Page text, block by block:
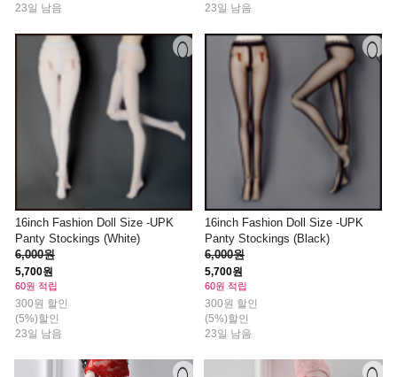
23일 남음 23일 남음
16inch Fashion Doll Size -UPK
Panty Stockings (White)
6,000원
5,700원
60원 적립
300원 할인
(5%)할인
23일 남음
16inch Fashion Doll Size -UPK
Panty Stockings (Black)
6,000원
5,700원
60원 적립
300원 할인
(5%)할인
23일 남음